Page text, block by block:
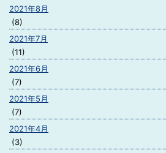
2021年8月
(8)
2021年7月
(11)
2021年6月
(7)
2021年5月
(7)
2021年4月
(3)